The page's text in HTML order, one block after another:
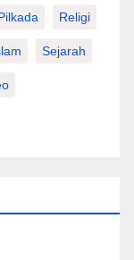
Religi
Sejarah